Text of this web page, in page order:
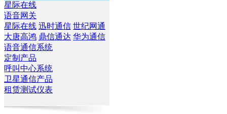
星际在线
语音网关
星际在线 迅时通信 世纪网通
大唐高鸿 鼎信通达 华为通信
语音通信系统
定制产品
呼叫中心系统
卫星通信产品
租赁测试仪表